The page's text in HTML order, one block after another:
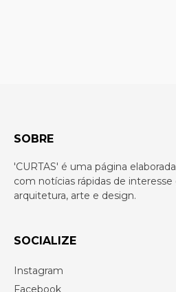
SOBRE
'CURTAS' é uma página
com notícias rápidas de
arquitetura, arte e design.
SOCIALIZE
Instagram